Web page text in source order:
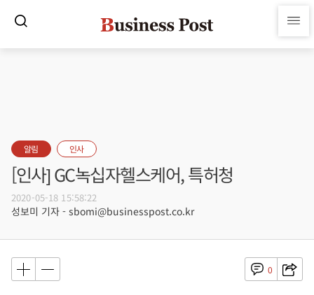
알림 인사
[인사] GC녹십자헬스케어, 특허청
2020-05-18 15:58:22
성보미 기자 - sbomi@businesspost.co.kr
0